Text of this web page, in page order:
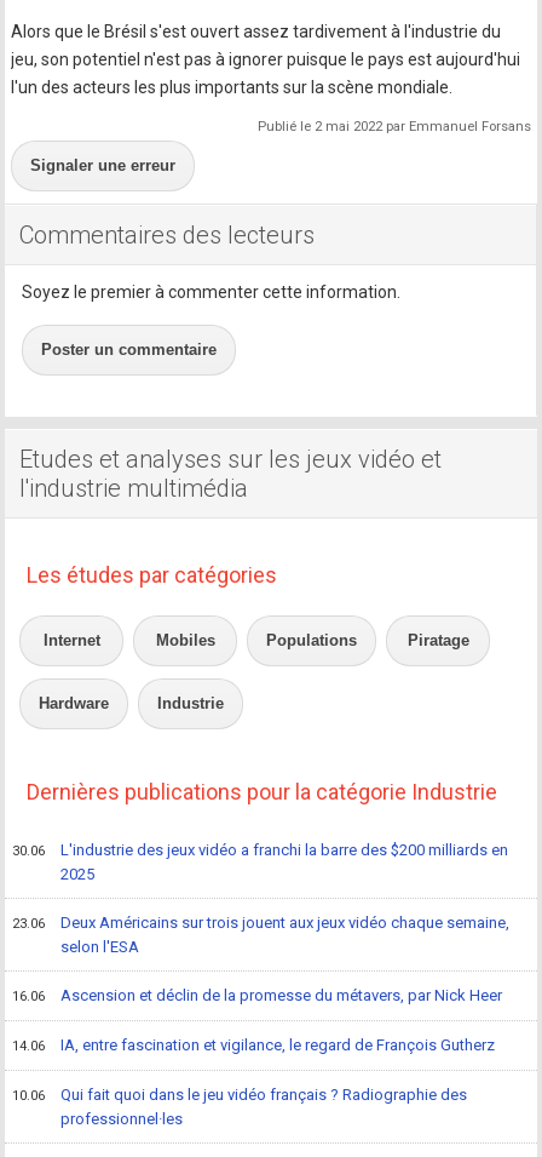
Alors que le Brésil s'est ouvert assez tardivement à l'industrie du
jeu, son potentiel n'est pas à ignorer puisque le pays est aujourd'hui
l'un des acteurs les plus importants sur la scène mondiale.
Publié le 2 mai 2022 par Emmanuel Forsans
Signaler une erreur
Commentaires des lecteurs
Soyez le premier à commenter cette information.
Poster un commentaire
Etudes et analyses sur les jeux vidéo et
l'industrie multimédia
Les études par catégories
Internet Mobiles Populations Piratage
Hardware Industrie
Dernières publications pour la catégorie Industrie
30.06
L'industrie des jeux vidéo a franchi la barre des $200 milliards en
2025
23.06
Deux Américains sur trois jouent aux jeux vidéo chaque semaine,
selon l'ESA
16.06 Ascension et déclin de la promesse du métavers, par Nick Heer
14.06 IA, entre fascination et vigilance, le regard de François Gutherz
10.06
Qui fait quoi dans le jeu vidéo français ? Radiographie des
professionnel·les